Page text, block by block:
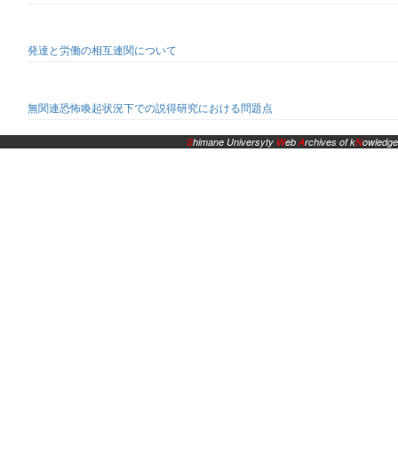
発達と労働の相互連関について
無関連恐怖喚起状況下での説得研究における問題点
Shimane Universyty WebArchives of kNowledge